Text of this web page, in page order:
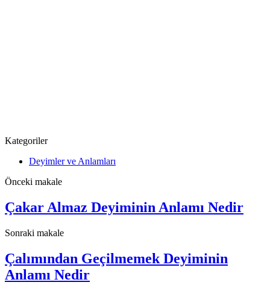
Kategoriler
Deyimler ve Anlamları
Önceki makale
Çakar Almaz Deyiminin Anlamı Nedir
Sonraki makale
Çalımından Geçilmemek Deyiminin
Anlamı Nedir